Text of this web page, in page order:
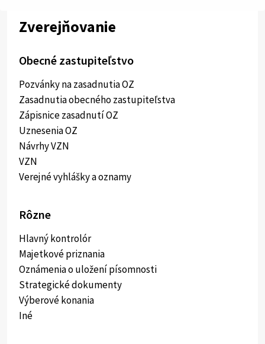
Zverejňovanie
Obecné zastupiteľstvo
Pozvánky na zasadnutia OZ
Zasadnutia obecného zastupiteľstva
Zápisnice zasadnutí OZ
Uznesenia OZ
Návrhy VZN
VZN
Verejné vyhlášky a oznamy
Rôzne
Hlavný kontrolór
Majetkové priznania
Oznámenia o uložení písomnosti
Strategické dokumenty
Výberové konania
Iné